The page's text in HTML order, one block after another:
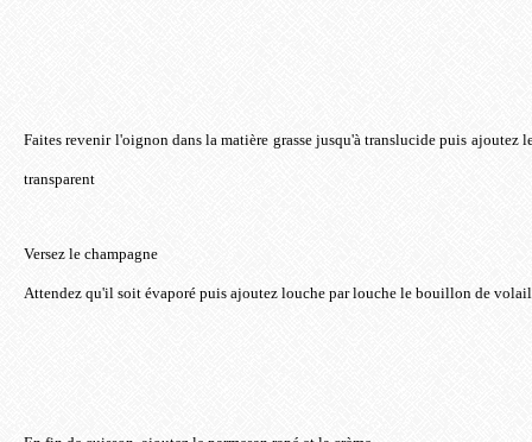
Faites revenir l'oignon dans la matière grasse jusqu'à translucide puis ajoutez
transparent
Versez le champagne
Attendez qu'il soit évaporé puis ajoutez louche par louche le bouillon de